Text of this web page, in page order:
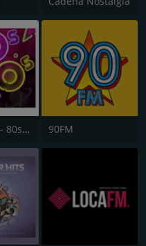
977 Music - 80s 90s Super Pop Hits 90FM